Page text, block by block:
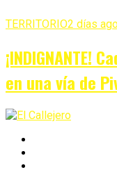
TERRITORIO2 días
¡INDIGNANTE!
en una vía de